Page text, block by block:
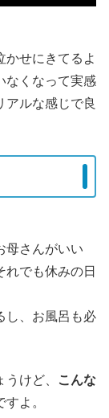
かせにきてるよ
なくなって実感
アルな感じで良
母さんがいい
でも休みの日
し、お風呂も必
けど、
こんな
よ。